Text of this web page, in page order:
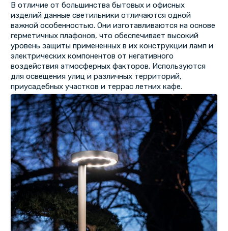
В отличие от большинства бытовых и офисных
изделий данные светильники отличаются одной
важной особенностью. Они изготавливаются на основе
герметичных плафонов, что обеспечивает высокий
уровень защиты примененных в их конструкции ламп и
электрических компонентов от негативного
воздействия атмосферных факторов. Используются
для освещения улиц и различных территорий,
приусадебных участков и террас летних кафе.